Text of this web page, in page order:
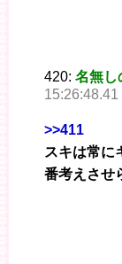
420: 名無し
>>411
スキは常に
番考えさせ